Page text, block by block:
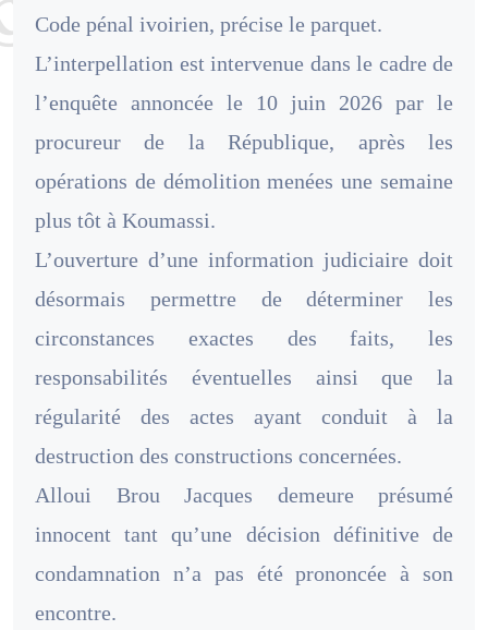
Code pénal ivoirien, précise le parquet.
L’interpellation est intervenue dans le cadre de
l’enquête annoncée le 10 juin 2026 par le
procureur de la République, après les
opérations de démolition menées une semaine
plus tôt à Koumassi.
L’ouverture d’une information judiciaire doit
désormais permettre de déterminer les
circonstances exactes des faits, les
responsabilités éventuelles ainsi que la
régularité des actes ayant conduit à la
destruction des constructions concernées.
Alloui Brou Jacques demeure présumé
innocent tant qu’une décision définitive de
condamnation n’a pas été prononcée à son
encontre.